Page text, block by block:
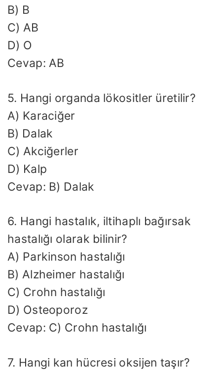
B) B
C) AB
D) O
Cevap: AB
5. Hangi organda lökositler üretilir?
A) Karaciğer
B) Dalak
C) Akciğerler
D) Kalp
Cevap: B) Dalak
6. Hangi hastalık, iltihaplı bağırsak
hastalığı olarak bilinir?
A) Parkinson hastalığı
B) Alzheimer hastalığı
C) Crohn hastalığı
D) Osteoporoz
Cevap: C) Crohn hastalığı
7. Hangi kan hücresi oksijen taşır?